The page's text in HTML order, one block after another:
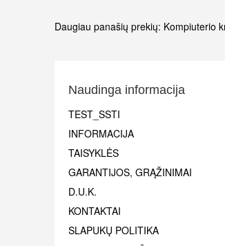
Daugiau panašių prekių: Kompiuterio
Naudinga informacija
TEST_SSTI
INFORMACIJA
TAISYKLĖS
GARANTIJOS, GRĄŽINIMAI
D.U.K.
KONTAKTAI
SLAPUKŲ POLITIKA